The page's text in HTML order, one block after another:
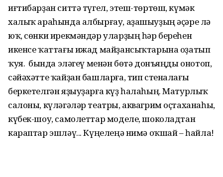
иғтибарҙан ситтә түгел, этеш-төртөш, күмәк
халыҡ араһында албырғау, аҙашыуҙың әҫәре лә
юҡ, сөнки ирекмәндәр уларҙың һәр береһен
икенсе ҡаттағы ижад майҙансыҡтарына оҙатып
ҡуя. Ә бында эләгеү менән бөтә донъяңды онотоп,
сәйәхәтте ҡайҙан башларға, тип стеналағы
беркетелгән яҙыуҙарға күҙ һалаһың. Матурлыҡ
салоны, күләгәләр театры, аквагрим оҫтаханаһы,
күбек-шоу, самолеттар моделе, шоколадтан
караптар эшләү... Күңелеңә нимә оҡшай – һайла!